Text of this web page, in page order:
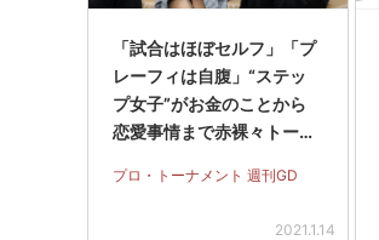
「試合はほぼセルフ」「プ
レーフィは自腹」“ステッ
プ女子”がお金のことから
恋愛事情まで赤裸々トー
プロ・トーナメント 週刊GD
2021.1.14